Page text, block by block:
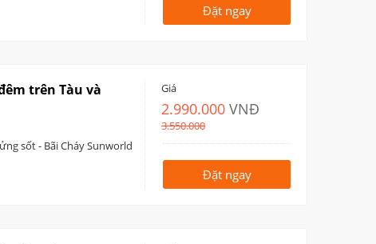
Đặt ngay
trên Tàu và
sốt - Bãi Cháy Sunworld
Giá
2.990.000 VNĐ
3.550.000
Đặt ngay